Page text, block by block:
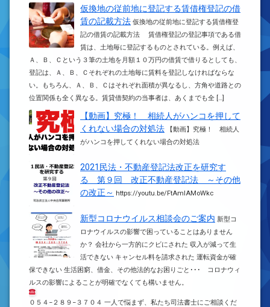
仮換地の従前地に登記する賃借権登記の借
賃の記載方法 仮換地の従前地に登記する賃借権登
記の借賃の記載方法 賃借権登記の登記事項である借
賃は、土地毎に登記するものとされている。例えば、
Ａ、Ｂ、Ｃという３筆の土地を月額１０万円の借賃で借りるとしても、
登記は、Ａ、Ｂ、Ｃそれぞれの土地毎に賃料を登記しなければならな
い。もちろん、Ａ、Ｂ、Ｃはそれぞれ面積が異なるし、方角や道路との
位置関係も全く異なる。賃貸借契約の当事者は、あくまでも全 […]
【動画】究極！ 相続人がハンコを押して
くれない場合の対処法
【動画】究極！ 相続人
がハンコを押してくれない場合の対処法
2021民法・不動産登記法改正を研究す
る 第９回 改正不動産登記法 ～その他
の改正～
https://youtu.be/FtAmlAMoWkc
新型コロナウイルス相談会のご案内 新型コ
ロナウイルスの影響で困っていることはありません
か？ 会社から一方的にクビにされた 収入が減って生
活できない キャンセル料を請求された 運転資金が確
保できない 生活困窮、借金、その他法的なお困りごと･･･ コロナウィ
ルスの影響によることが明確でなくても構いません。
０５４−２８９−３７０４ 一人で悩まず、私たち司法書士にご相談くだ